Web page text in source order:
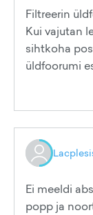
Filtreerin
Kui vajutan
sihtkoha
üldfoorumi
Ei meeldi
popp ja